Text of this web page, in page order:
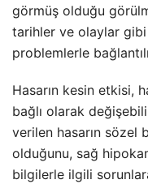
görmüş olduğu
tarihler ve olaylar gibi
problemlerle
Hasarın kesin etkisi,
bağlı olarak
verilen hasarın sözel
olduğunu, sağ
bilgilerle ilgili